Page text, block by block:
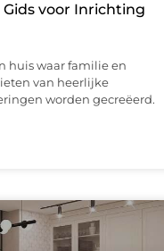
voor Inrichting
huis waar familie en
van heerlijke
worden gecreëerd.